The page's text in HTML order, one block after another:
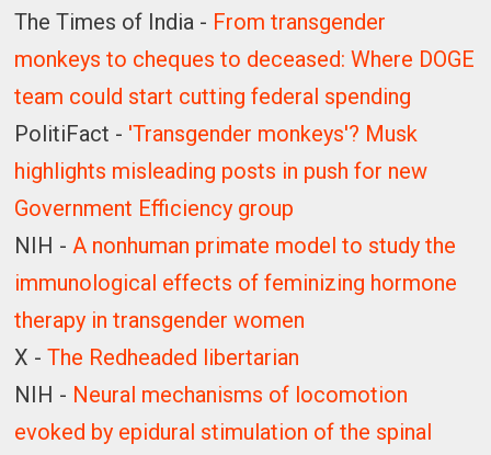
The Times of India - From transgender
monkeys to cheques to deceased: Where DOGE
team could start cutting federal spending
PolitiFact - 'Transgender monkeys'? Musk
highlights misleading posts in push for new
Government Efficiency group
NIH -A nonhuman primate model to study the
immunological effects of feminizing hormone
therapy in transgender women
X -The Redheaded libertarian
NIH - Neural mechanisms of locomotion
evoked by epidural stimulation of the spinal